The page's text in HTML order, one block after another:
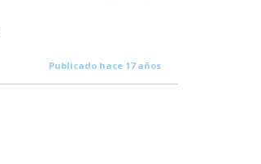
Publicado hace 17 años